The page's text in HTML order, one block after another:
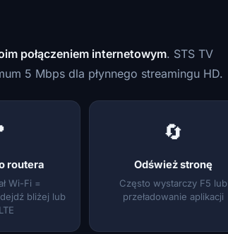
połączeniem internetowym. STS TV
5 Mbps dla płynnego streamingu HD.
routera
Wi-Fi =
bliżej lub
🔄
Odśwież stronę
Często wystarczy F5 lub
przeładowanie aplikacji